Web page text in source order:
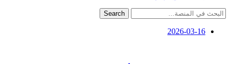
Search
2026-03-16